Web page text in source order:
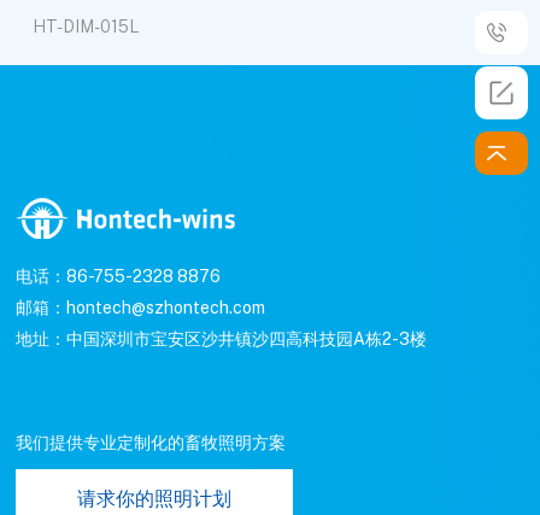
HT-DIM-015L
电话：86-755-2328 8876
邮箱：hontech@szhontech.com
地址：中国深圳市宝安区沙井镇沙四高科技园A栋2-3楼
我们提供专业定制化的畜牧照明方案
请求你的照明计划